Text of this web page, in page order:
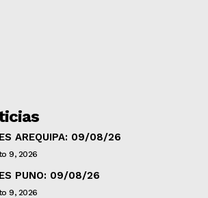
AREQUIPA: 09/08/26
9, 2026
PUNO: 09/08/26
9, 2026